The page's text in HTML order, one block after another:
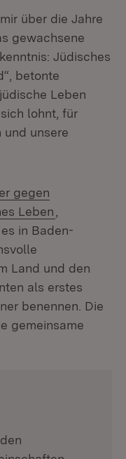
über die Jahre
gewachsene
Jüdisches
betonte
Leben
lohnt, für
und unsere
gegen
Leben
in Baden-
Land und den
als erstes
benennen. Die
gemeinsame